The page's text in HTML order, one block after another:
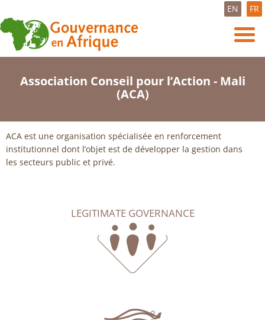
EN FR
Association Conseil pour l’Action - Mali
(ACA)
ACA est une organisation spécialisée en renforcement
institutionnel dont l’objet est de développer la gestion dans
les secteurs public et privé.
LEGITIMATE GOVERNANCE